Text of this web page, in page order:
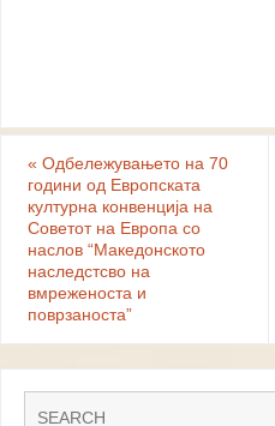
« Oдбележувањето на 70
години од Европската
културна конвенција на
Советот на Европа со
наслов “Македонското
наследстсво на
вмреженоста и
поврзаноста”